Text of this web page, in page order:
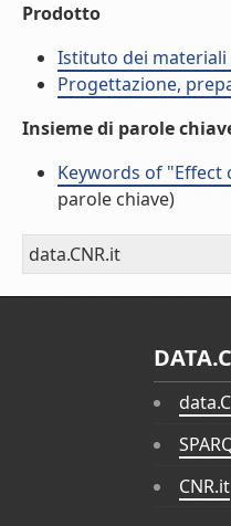
Prodotto
Istituto dei materiali
Progettazione,
Insieme di parole
Keywords of
parole chiave)
data.CNR.it
CNR.it